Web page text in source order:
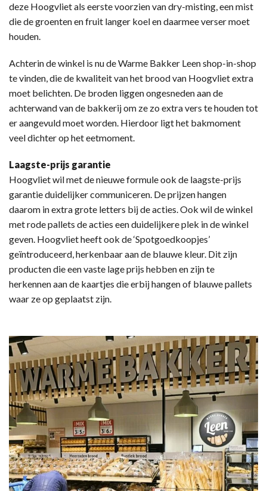
deze Hoogvliet als eerste voorzien van dry-misting, een mist
die de groenten en fruit langer koel en daarmee verser moet
houden.
Achterin de winkel is nu de Warme Bakker Leen shop-in-shop
te vinden, die de kwaliteit van het brood van Hoogvliet extra
moet belichten. De broden liggen ongesneden aan de
achterwand van de bakkerij om ze zo extra vers te houden tot
er aangevuld moet worden. Hierdoor ligt het bakmoment
veel dichter op het eetmoment.
Laagste-prijs garantie
Hoogvliet wil met de nieuwe formule ook de laagste-prijs
garantie duidelijker communiceren. De prijzen hangen
daarom in extra grote letters bij de acties. Ook wil de winkel
met rode pallets de acties een duidelijkere plek in de winkel
geven. Hoogvliet heeft ook de ‘Spotgoedkoopjes’
geïntroduceerd, herkenbaar aan de blauwe kleur. Dit zijn
producten die een vaste lage prijs hebben en zijn te
herkennen aan de kaartjes die erbij hangen of blauwe pallets
waar ze op geplaatst zijn.